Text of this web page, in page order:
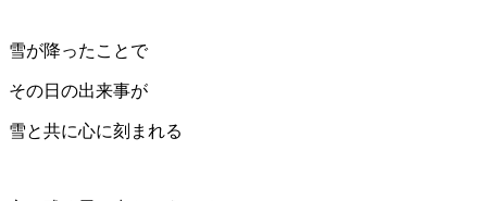
雪が降ったことで
その日の出来事が
雪と共に心に刻まれる